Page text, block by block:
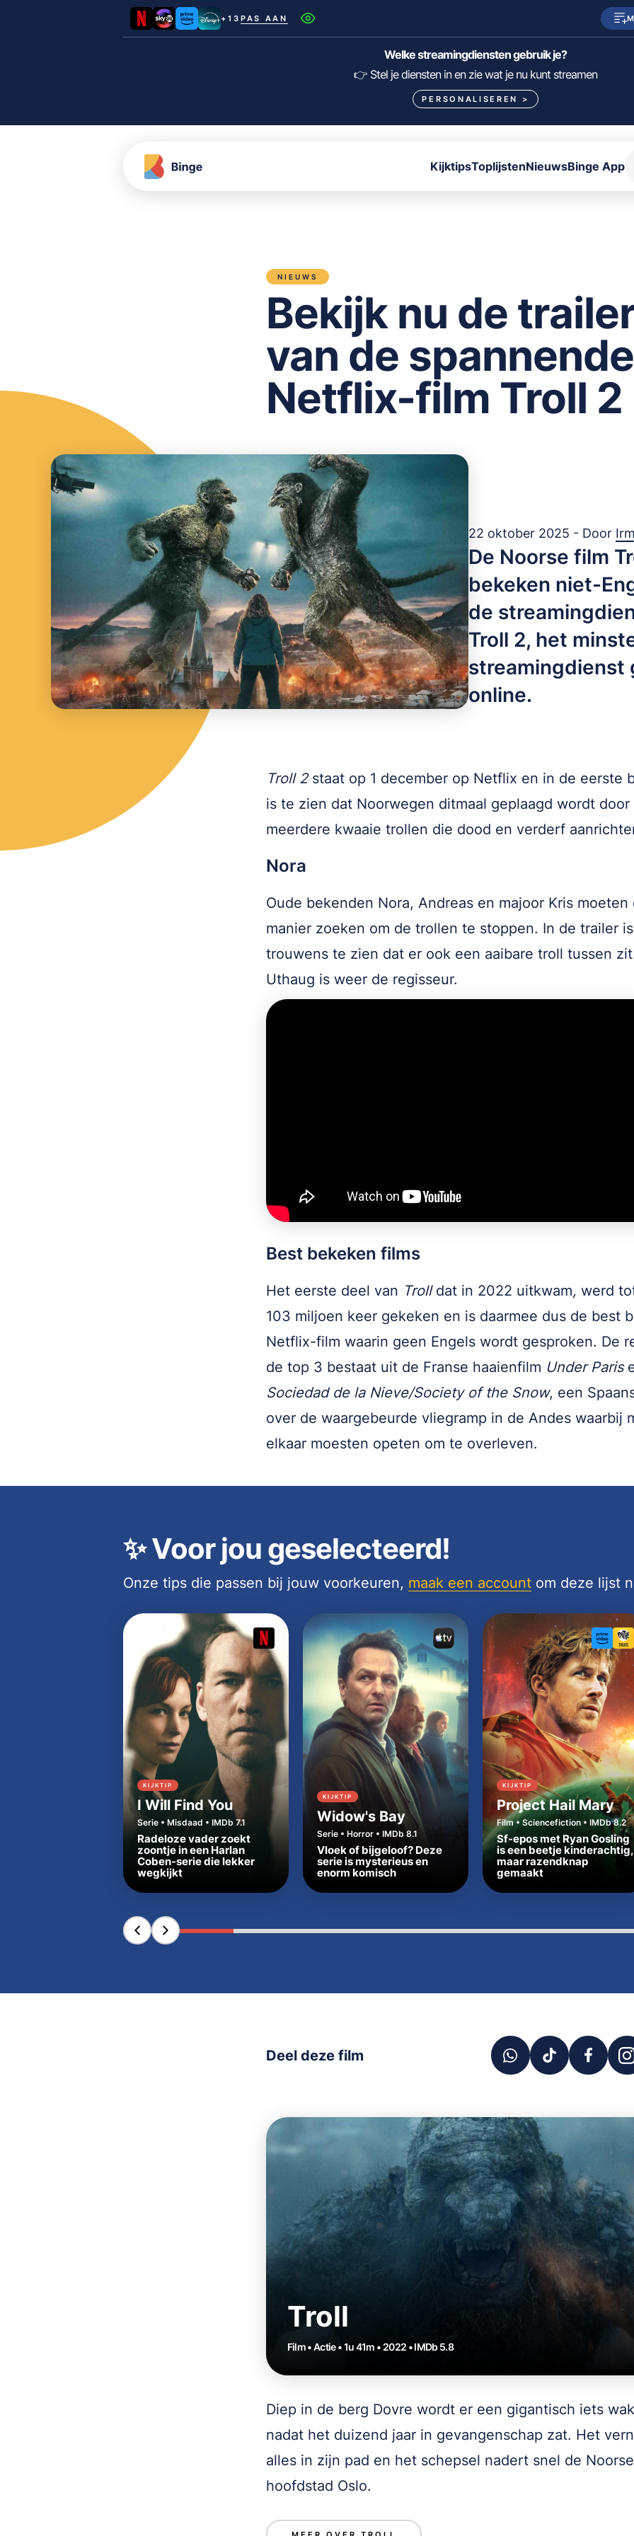
+13 PAS AAN
Netflix SkyShowtime Prime Video
HBO Max NPO Start
Pathé Thuis
Welke streamingdiensten gebruik je?
👉 Stel je diensten in en zie wat je nu kunt streamen
PERSONALISEREN >
KijktipsToplijstenNieuwsBinge App
NIEUWS
Bekijk nu de
van de spannende
Netflix-film Troll 2
22 oktober 2025 - Door
De Noorse film
bekeken niet-
de
Troll 2, het
streamingdienst
online.
Troll 2staat op 1 december op Netflix en in de eerste
is te zien dat Noorwegen ditmaal geplaagd wordt door
meerdere kwaaie trollen die dood en verderf
Nora
Oude bekenden Nora, Andreas en majoor Kris moeten
manier zoeken om de trollen te stoppen. In de trailer is
trouwens te zien dat er ook een aaibare troll tussen
Uthaug is weer de regisseur.
Best bekeken films
Het eerste deel van Troll dat in 2022 uitkwam, werd
103 miljoen keer gekeken en is daarmee dus de best
Netflix-film waarin geen Engels wordt gesproken. De
de top 3 bestaat uit de Franse haaienfilm Under Paris
Sociedad de la Nieve/Society of the Snow, een
over de waargebeurde vliegramp in de Andes waarbij
elkaar moesten opeten om te overleven.
✨Voor jou geselecteerd!
Onze tips die passen bij jouw voorkeuren, maak een account om deze lijst
KIJKTIP
I Will Find You
Serie • Misdaad • IMDb 7.1
Radeloze vader zoekt
zoontje in een Harlan
Coben-serie die lekker
wegkijkt
KIJKTIP
Widow's Bay
Serie • Horror • IMDb 8.1
Vloek of bijgeloof? Deze
serie is mysterieus en
enorm komisch
KIJKTIP
Project Hail Mary
Film • Sciencefiction • IMDb 8.2
Sf-epos met Ryan Gosling
is een beetje kinderachtig,
maar razendknap
gemaakt
Deel deze film
Troll
Film • Actie • 1u 41m • 2022 • IMDb 5.8
Diep in de berg Dovre wordt er een gigantisch iets
nadat het duizend jaar in gevangenschap zat. Het
alles in zijn pad en het schepsel nadert snel de Noorse
hoofdstad Oslo.